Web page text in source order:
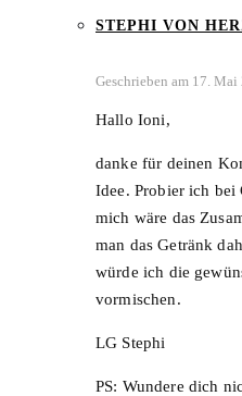
STEPHI VON
Geschrieben am 17.
Hallo Ioni,
danke für deinen
Idee. Probier ich bei
mich wäre das
man das Getränk
würde ich die
vormischen.
LG Stephi
PS: Wundere dich